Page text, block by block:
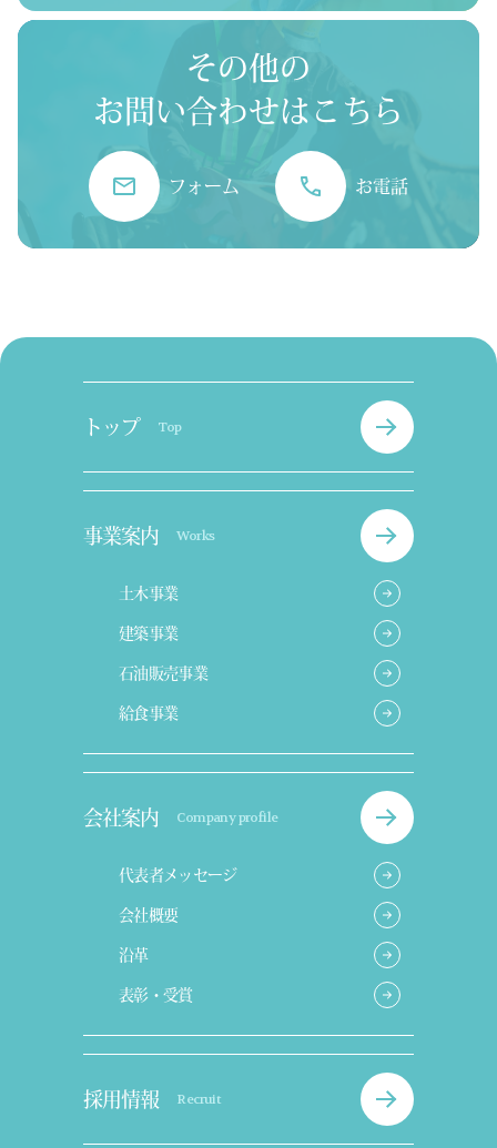
その他の
お問い合わせはこちら
フォーム お電話
トップ Top
事業案内 Works
土木事業
建築事業
石油販売事業
給食事業
会社案内 Company profile
代表者メッセージ
会社概要
沿革
表彰・受賞
採用情報 Recruit